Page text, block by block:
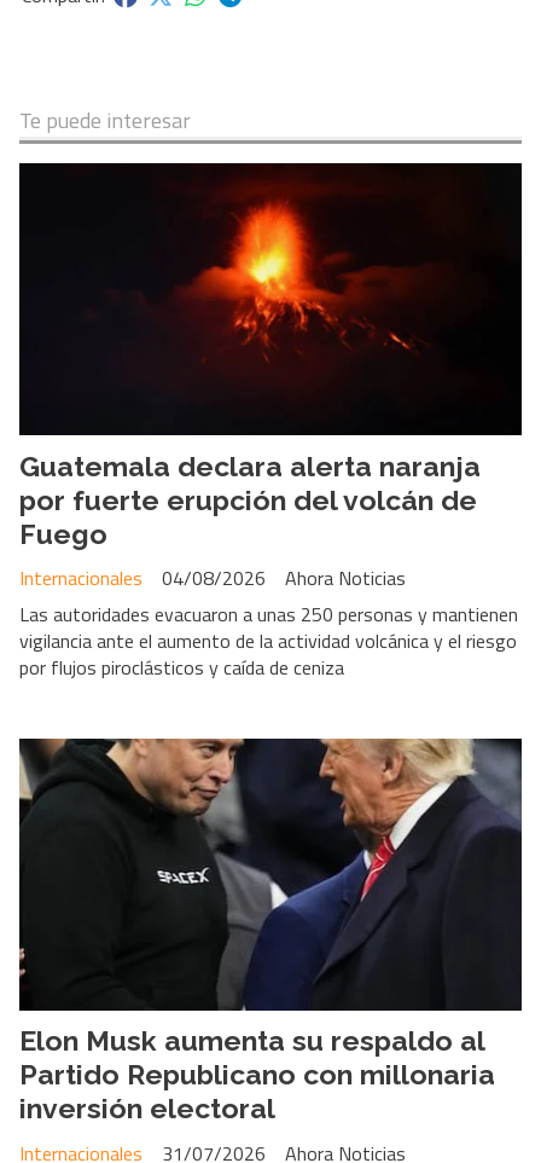
Te puede interesar
Guatemala declara alerta naranja
por fuerte erupción del volcán de
Fuego
Ahora Noticias
Internacionales
04/08/2026
Las autoridades evacuaron a unas 250 personas y mantienen
vigilancia ante el aumento de la actividad volcánica y el riesgo
por flujos piroclásticos y caída de ceniza
Elon Musk aumenta su respaldo al
Partido Republicano con millonaria
inversión electoral
Ahora Noticias
Internacionales 31/07/2026